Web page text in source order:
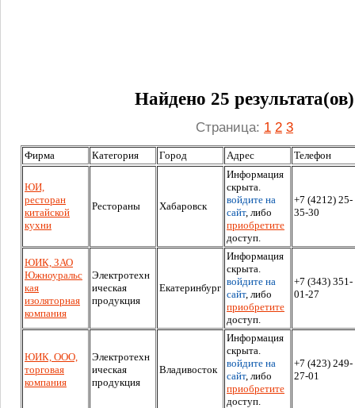
Найдено 25 результата(ов)
Страница: 1 2 3
Фирма Категория Город Адрес Телефон
ЮИ,
ресторан
китайской
кухни
Рестораны Хабаровск
Информация
скрыта.
войдите на
сайт, либо
приобретите
доступ.
+7 (4212) 25-
35-30
ЮИК, ЗАО
Южноуральс
кая
изоляторная
компания
Электротехн
ическая
продукция
Екатеринбург
Информация
скрыта.
войдите на
сайт, либо
приобретите
доступ.
+7 (343) 351-
01-27
ЮИК, ООО,
торговая
компания
Электротехн
ическая
продукция
Владивосток
Информация
скрыта.
войдите на
сайт, либо
приобретите
доступ.
+7 (423) 249-
27-01